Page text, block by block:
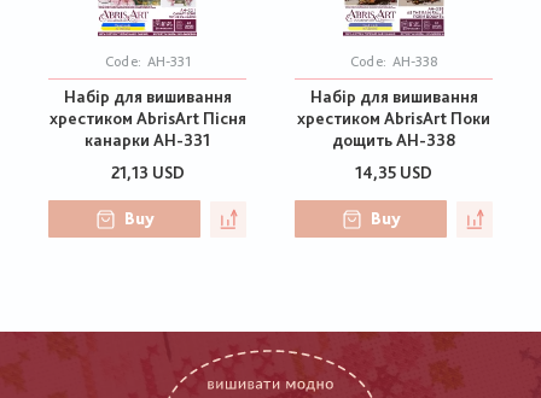
Code: АН-331
Набір для вишивання
хрестиком AbrisArt Пісня
канарки АН-331
21,13 USD
Buy
Code: АН-338
Набір для вишивання
хрестиком AbrisArt Поки
дощить АН-338
14,35 USD
Buy